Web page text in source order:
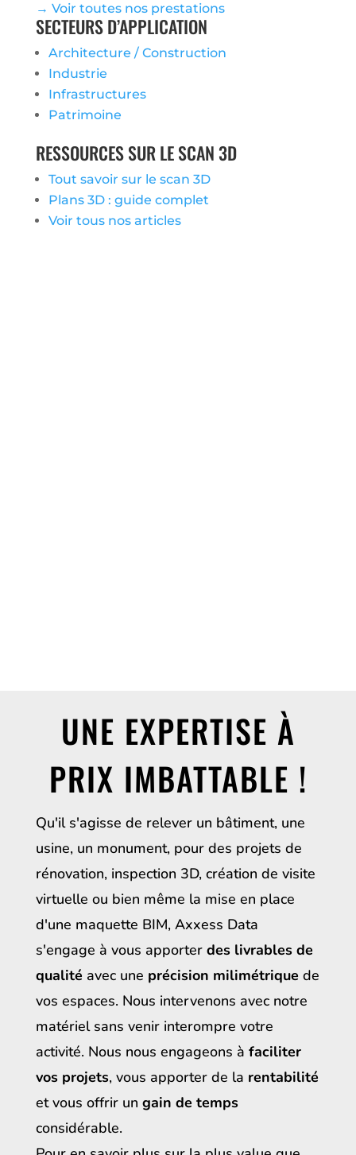
→ Voir toutes nos prestations
SECTEURS D’APPLICATION
Architecture / Construction
Industrie
Infrastructures
Patrimoine
RESSOURCES SUR LE SCAN 3D
Tout savoir sur le scan 3D
Plans 3D : guide complet
Voir tous nos articles
UNE EXPERTISE À
PRIX IMBATTABLE !
Qu'il s'agisse de relever un bâtiment, une
usine, un monument, pour des projets de
rénovation, inspection 3D, création de visite
virtuelle ou bien même la mise en place
d'une maquette BIM, Axxess Data
s'engage à vous apporter des livrables de
qualité avec une précision milimétrique de
vos espaces. Nous intervenons avec notre
matériel sans venir interompre votre
activité. Nous nous engageons à faciliter
vos projets, vous apporter de la rentabilité
et vous offrir un gain de temps
considérable.